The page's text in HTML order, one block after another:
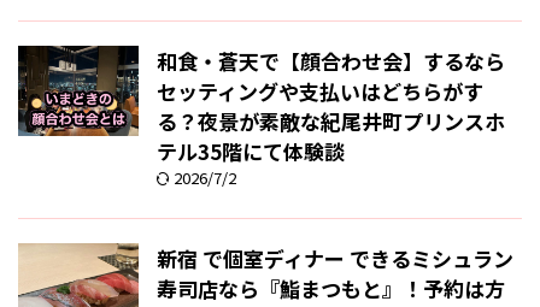
和食・蒼天で【顔合わせ会】するなら
セッティングや支払いはどちらがす
る？夜景が素敵な紀尾井町プリンスホ
テル35階にて体験談
2026/7/2
新宿 で個室ディナー できるミシュラン
寿司店なら『鮨まつもと』！予約は方